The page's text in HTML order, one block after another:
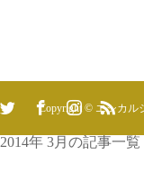
Copyright © エシカル
2014年 3月の記事一覧